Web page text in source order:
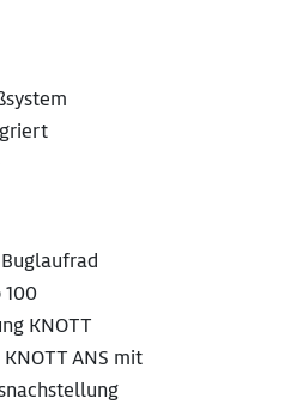
100
KNOTT
ANS mit